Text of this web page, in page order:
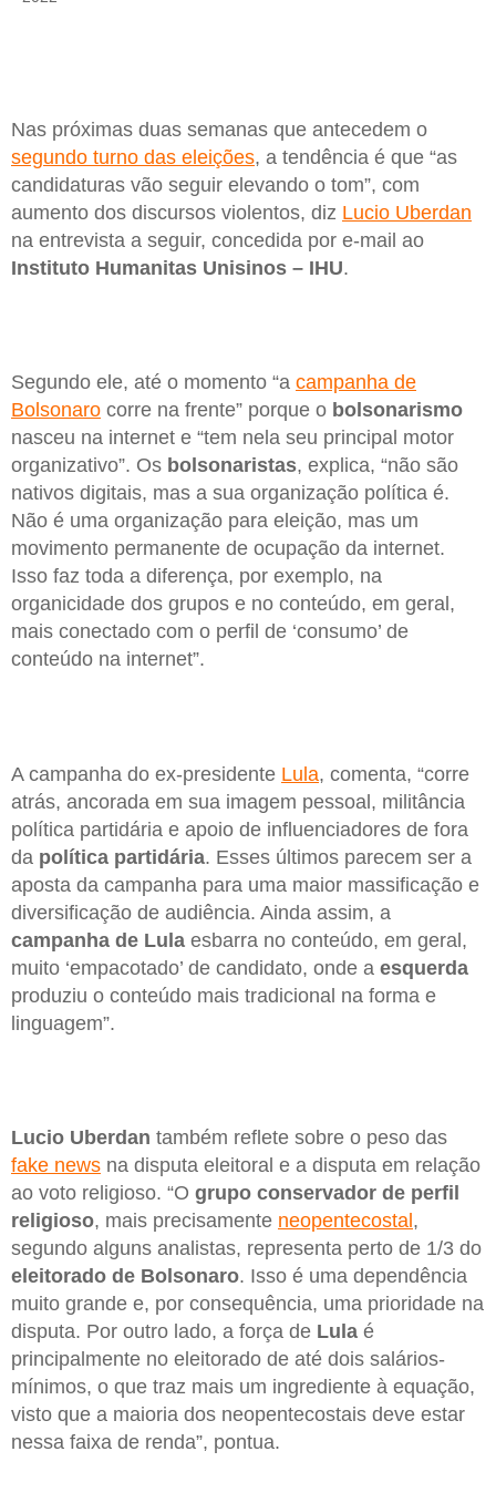
Nas próximas duas semanas que antecedem o
segundo turno das eleições, a tendência é que “as
candidaturas vão seguir elevando o tom”, com
aumento dos discursos violentos, diz Lucio Uberdan
na entrevista a seguir, concedida por e-mail ao
Instituto Humanitas Unisinos – IHU.
Segundo ele, até o momento “a campanha de
Bolsonaro corre na frente” porque o bolsonarismo
nasceu na internet e “tem nela seu principal motor
organizativo”. Os bolsonaristas, explica, “não são
nativos digitais, mas a sua organização política é.
Não é uma organização para eleição, mas um
movimento permanente de ocupação da internet.
Isso faz toda a diferença, por exemplo, na
organicidade dos grupos e no conteúdo, em geral,
mais conectado com o perfil de ‘consumo’ de
conteúdo na internet”.
A campanha do ex-presidente Lula, comenta, “corre
atrás, ancorada em sua imagem pessoal, militância
política partidária e apoio de influenciadores de fora
da política partidária. Esses últimos parecem ser a
aposta da campanha para uma maior massificação e
diversificação de audiência. Ainda assim, a
campanha de Lula esbarra no conteúdo, em geral,
muito ‘empacotado’ de candidato, onde a esquerda
produziu o conteúdo mais tradicional na forma e
linguagem”.
Lucio Uberdan também reflete sobre o peso das
fake news na disputa eleitoral e a disputa em relação
ao voto religioso. “O grupo conservador de perfil
religioso, mais precisamente neopentecostal,
segundo alguns analistas, representa perto de 1/3 do
eleitorado de Bolsonaro. Isso é uma dependência
muito grande e, por consequência, uma prioridade na
disputa. Por outro lado, a força de Lula é
principalmente no eleitorado de até dois salários-
mínimos, o que traz mais um ingrediente à equação,
visto que a maioria dos neopentecostais deve estar
nessa faixa de renda”, pontua.